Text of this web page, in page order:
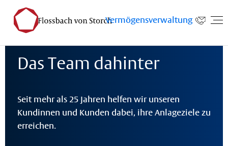
Vermögensverwaltung
Investieren Vermögensverwaltung Anlagestrategie Das Team
Das Team dahinter
Seit mehr als 25 Jahren helfen wir unseren
Kundinnen und Kunden dabei, ihre Anlageziele zu
erreichen.